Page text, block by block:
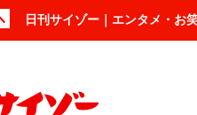
日刊サイゾー｜エンタメ・お